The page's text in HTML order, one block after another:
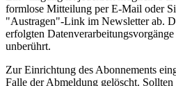
formlose Mitteilung per E-Mail oder
"Austragen"-Link im Newsletter ab.
erfolgten
unberührt.
Zur Einrichtung des Abonnements
Falle der Abmeldung gelöscht. Sollten